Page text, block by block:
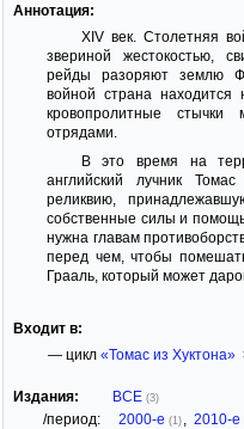
Аннотация:
XIV век. Столетняя
звериной жестокостью,
рейды разоряют землю
войной страна
кровопролитные стычки
отрядами.
В это время на
английский лучник
реликвию,
собственные силы и
нужна главам
перед чем, чтобы
Грааль, который может
Входит в:
— цикл «Томас из Хуктона»
Издания: ВСЕ (3)
/период: 2000-е (1) 2010-е